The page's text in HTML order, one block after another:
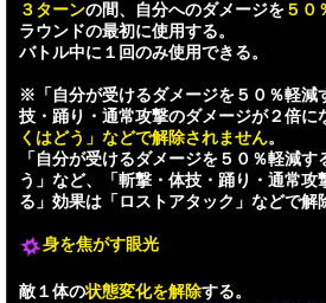
３ターンの間、自分へのダメージを ５０
ラウンドの最初に使用する。
バトル中に１回のみ使用できる。
※「自分が受けるダメージを５０％軽減
技・踊り・通常攻撃のダメージが２倍に
くはどう」などで解除されません。
「自分が受けるダメージを５０％軽減
う」など、「斬撃・体技・踊り・通常攻
る」効果は「ロストアタック」などで解
身を焦がす眼光
敵１体の状態変化を解除する。